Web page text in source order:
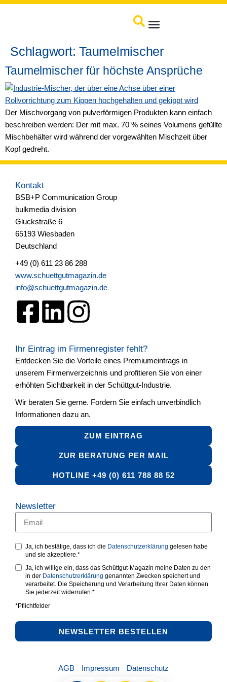
Schlagwort:Taumelmischer
Taumelmischer für höchste Ansprüche
Der Mischvorgang von pulverförmigen Produkten kann einfach
beschreiben werden: Der mit max. 70 % seines Volumens gefüllte
Mischbehälter wird während der vorgewählten Mischzeit über
Kopf gedreht.
Kontakt
BSB+P Communication Group
bulkmedia division
Gluckstraße 6
65193 Wiesbaden
Deutschland
+49 (0) 611 23 86 288
www.schuettgutmagazin.de
info@schuettgutmagazin.de
Ihr Eintrag im Firmenregister fehlt?
Entdecken Sie die Vorteile eines Premiumeintrags in
unserem Firmenverzeichnis und profitieren Sie von einer
erhöhten Sichtbarkeit in der Schüttgut-Industrie.
Wir beraten Sie gerne. Fordern Sie einfach unverbindlich
Informationen dazu an.
ZUM EINTRAG
ZUR BERATUNG PER MAIL
HOTLINE +49 (0) 611 788 88 52
Newsletter
Ja, ich bestätige, dass ich die Datenschutzerklärung gelesen habe
und sie akzeptiere.*
Ja, ich willige ein, dass das Schüttgut-Magazin meine Daten zu den
in der Datenschutzerklärung genannten Zwecken speichert und
verarbeitet. Die Speicherung und Verarbeitung Ihrer Daten können
Sie jederzeit widerrufen.*
*Pflichtfelder
NEWSLETTER BESTELLEN
AGB Impressum Datenschutz